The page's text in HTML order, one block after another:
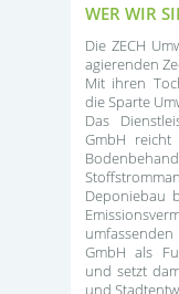
WER WIR
Die ZECH
agierenden
Mit ihren
die Sparte
Das
GmbH reicht
Deponiebau
GmbH als
und setzt
und